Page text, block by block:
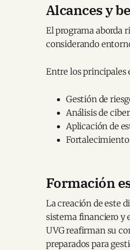
Alcances y
El programa aborda
considerando
Entre los principales
Gestión de
Análisis de
Aplicación de
Formación
La creación de este
sistema financiero y
UVG reafirman su
preparados para